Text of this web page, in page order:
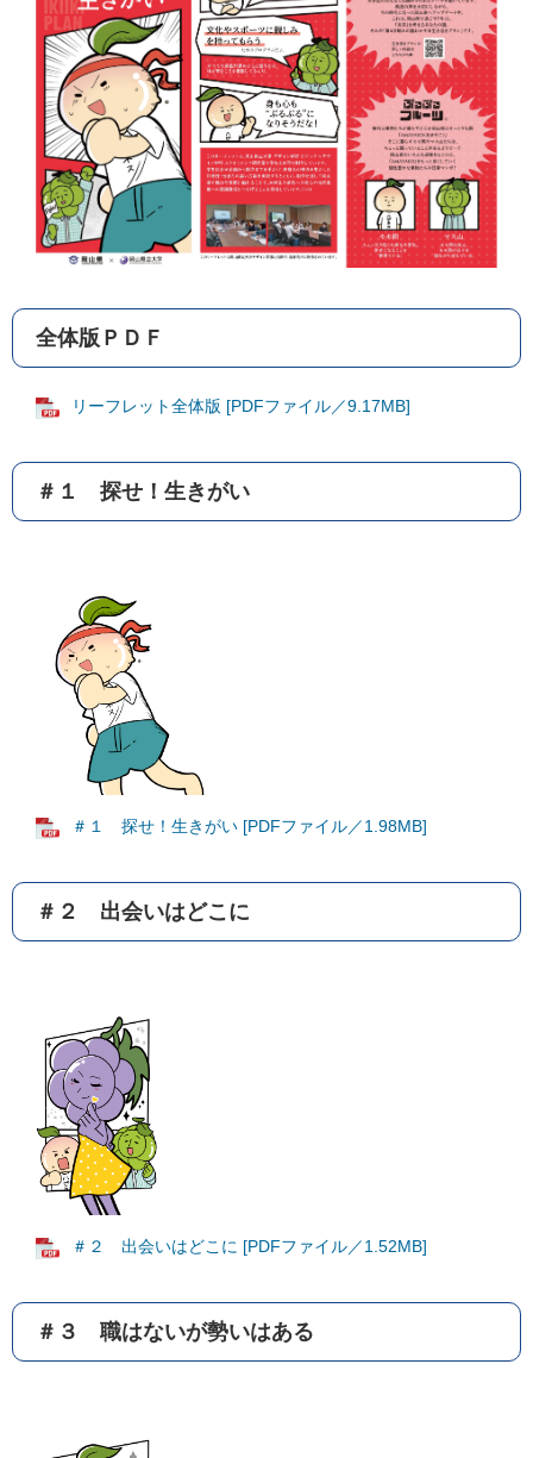
全体版ＰＤＦ
リーフレット全体版 [PDFファイル／9.17MB]
＃１ 探せ！生きがい
＃１ 探せ！生きがい [PDFファイル／1.98MB]
＃２ 出会いはどこに
＃２ 出会いはどこに [PDFファイル／1.52MB]
＃３ 職はないが勢いはある